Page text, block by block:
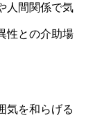
人間関係で気
性との介助場
気を和らげる